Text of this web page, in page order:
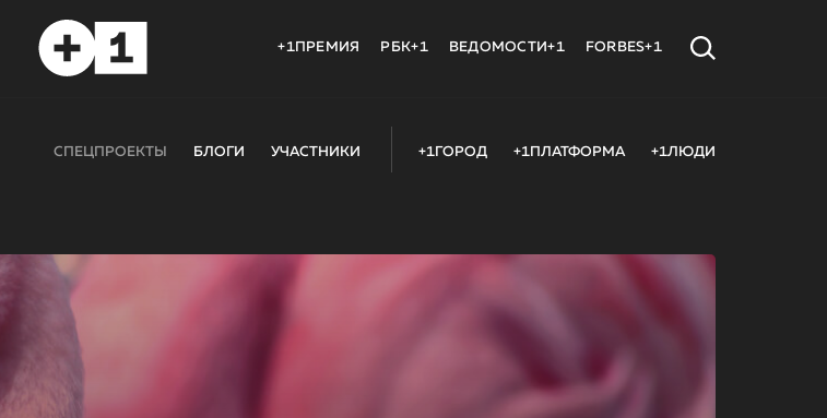
+1ПРЕМИЯ РБК+1 ВЕДОМОСТИ+1 FORBES+1
СПЕЦПРОЕКТЫ БЛОГИ УЧАСТНИКИ +1ГОРОД +1ПЛАТФОРМА +1ЛЮДИ